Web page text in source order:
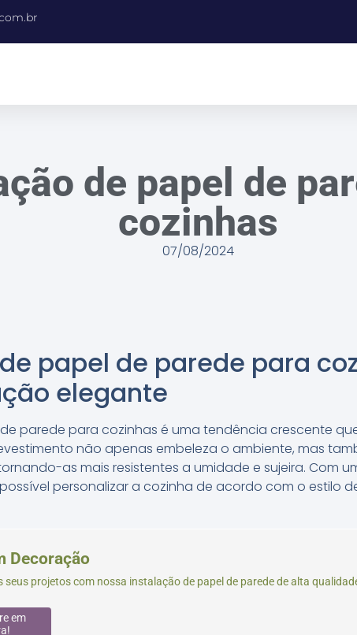
de papel de
cozinhas
07/08/2024
papel de parede para
elegante
parede para cozinhas é uma tendência crescente
não apenas embeleza o ambiente, mas
as mais resistentes a umidade e sujeira. Com
personalizar a cozinha de acordo com o estilo
Decoração
seus projetos com nossa instalação de papel de parede de alta
em